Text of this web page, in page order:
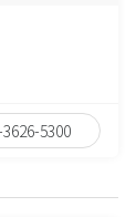
5300